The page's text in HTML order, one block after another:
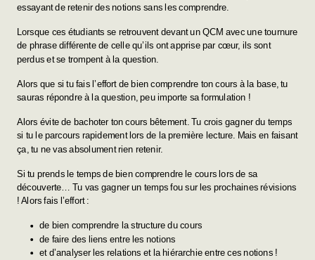
essayant de retenir des notions sans les comprendre.
Lorsque ces étudiants se retrouvent devant un QCM avec une tournure
de phrase différente de celle qu’ils ont apprise par cœur, ils sont
perdus et se trompent à la question.
Alors que si tu fais l’effort de bien comprendre ton cours à la base, tu
sauras répondre à la question, peu importe sa formulation !
Alors évite de bachoter ton cours bêtement. Tu crois gagner du temps
si tu le parcours rapidement lors de la première lecture. Mais en faisant
ça, tu ne vas absolument rien retenir.
Si tu prends le temps de bien comprendre le cours lors de sa
découverte… Tu vas gagner un temps fou sur les prochaines révisions
! Alors fais l’effort :
de bien comprendre la structure du cours
de faire des liens entre les notions
et d’analyser les relations et la hiérarchie entre ces notions !